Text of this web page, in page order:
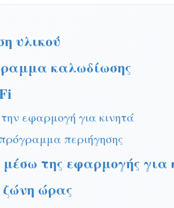
υλικού
καλωδίωσης
εφαρμογή για κινητά
περιήγησης
της εφαρμογής για
ζώνη ώρας